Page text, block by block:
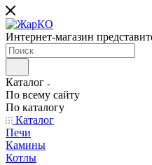
Интернет-магазин
Каталог
По всему сайту
По каталогу
Каталог
Печи
Камины
Котлы